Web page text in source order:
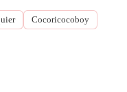
Cocoricocoboy